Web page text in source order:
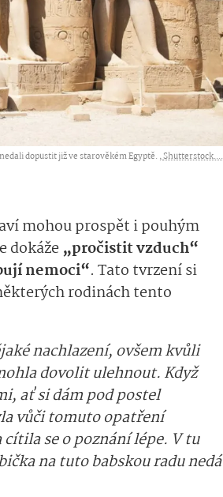
dopustit již ve starověkém Egyptě. ,Shutterstock....
mohou prospět i pouhým
dokáže„pročistit vzduch“
nemoci“. Tato tvrzení si
rodinách tento
nachlazení, ovšem kvůli
dovolit ulehnout. Když
ať si dám pod postel
vůči tomuto opatření
se o poznání lépe. V tu
na tuto babskou radu nedá